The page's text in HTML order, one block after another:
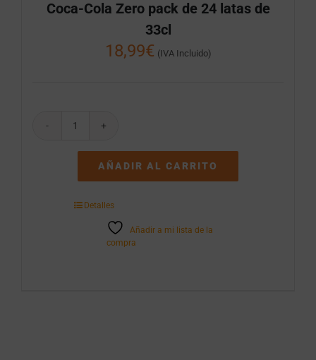
Coca-Cola Zero pack de 24 latas de
33cl
18,99€ (IVA Incluido)
Coca-
pack
24
AÑADIR AL CARRITO
Detalles
Añadir a mi lista de la
compra